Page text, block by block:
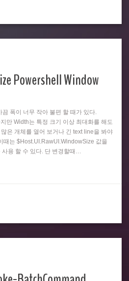
Powershell Window
폭이 너무 작아 불편 할 때가 있다.
만 Width는 특정 크기 이상 최대화를 해도
은 개체를 열어 보거나 긴 text line을 봐야
때는 $Host.UI.RawUI.WindowSize 값을
용 할 수 있다. 단 변경할때…